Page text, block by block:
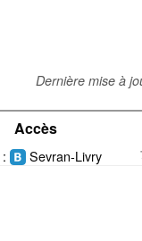
Dernière mise à
Accès
: Sevran-Livry